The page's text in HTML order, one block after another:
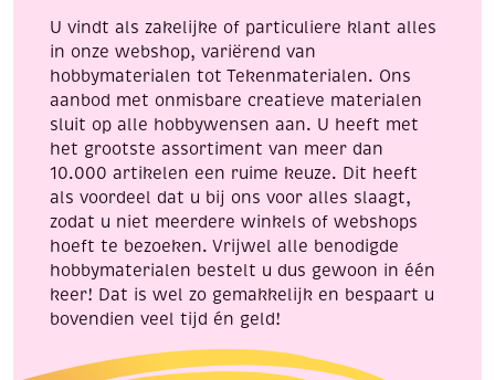
U vindt als zakelijke of particuliere klant alles
in onze webshop, variërend van
hobbymaterialen tot Tekenmaterialen. Ons
aanbod met onmisbare creatieve materialen
sluit op alle hobbywensen aan. U heeft met
het grootste assortiment van meer dan
10.000 artikelen een ruime keuze. Dit heeft
als voordeel dat u bij ons voor alles slaagt,
zodat u niet meerdere winkels of webshops
hoeft te bezoeken. Vrijwel alle benodigde
hobbymaterialen bestelt u dus gewoon in één
keer! Dat is wel zo gemakkelijk en bespaart u
bovendien veel tijd én geld!